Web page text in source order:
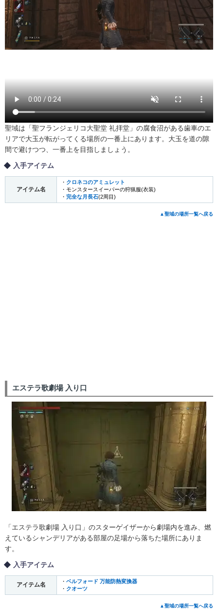
聖域は「聖フランジェリコ大聖堂 礼拝堂」の腐食沼がある歯車のエ
リアで大玉が転がってくる場所の一番上にあります。大玉を道の隙
間で避けつつ、一番上を目指しましょう。
入手アイテム
アイテム名
・ クロネコのアミュレット
・モンスタースイーパーの狩猟服(衣装)
・ 完全な月長石(2周目)
▲聖域の場所一覧へ戻る
エステラ歌劇場 入り口
「エステラ歌劇場 入り口」のスターゲイザーから劇場内を進み、燃
えているシャンデリアがある部屋の足場から落ちた場所にありま
す。
入手アイテム
アイテム名 ・ ベルフォード 万能防熱変換器
・ クオーツ
▲聖域の場所一覧へ戻る